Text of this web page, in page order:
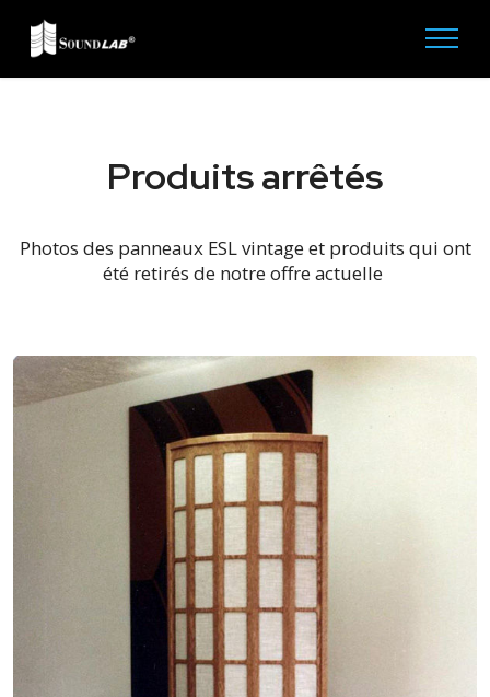
Produits arrêtés
Photos des panneaux ESL vintage et produits qui ont
été retirés de notre offre actuelle